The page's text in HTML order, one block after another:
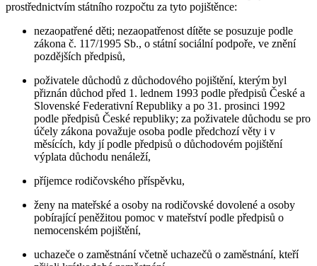
prostřednictvím státního rozpočtu za tyto pojištěnce:
nezaopatřené děti; nezaopatřenost dítěte se posuzuje podle
zákona č. 117/1995 Sb., o státní sociální podpoře, ve znění
pozdějších předpisů,
poživatele důchodů z důchodového pojištění, kterým byl
přiznán důchod před 1. lednem 1993 podle předpisů České a
Slovenské Federativní Republiky a po 31. prosinci 1992
podle předpisů České republiky; za poživatele důchodu se pro
účely zákona považuje osoba podle předchozí věty i v
měsících, kdy jí podle předpisů o důchodovém pojištění
výplata důchodu nenáleží,
příjemce rodičovského příspěvku,
ženy na mateřské a osoby na rodičovské dovolené a osoby
pobírající peněžitou pomoc v mateřství podle předpisů o
nemocenském pojištění,
uchazeče o zaměstnání včetně uchazečů o zaměstnání, kteří